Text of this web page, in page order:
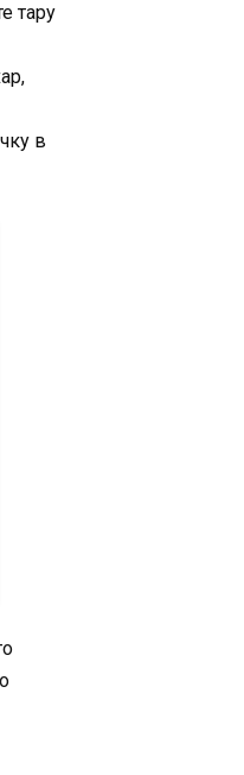
тару
в